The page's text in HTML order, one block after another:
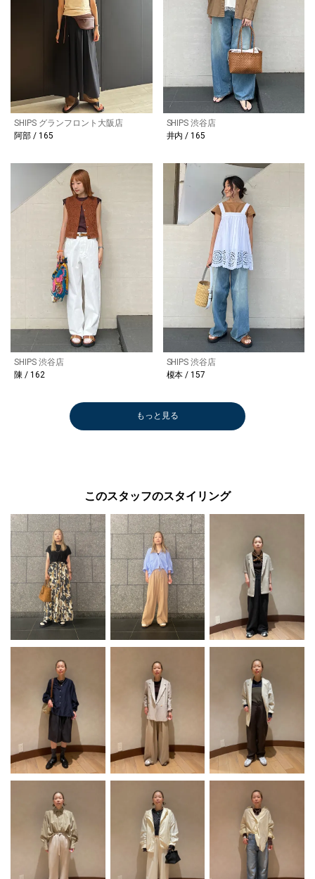
SHIPS グランフロント大阪店
阿部 / 165
SHIPS 渋谷店
井内 / 165
SHIPS 渋谷店
陳 / 162
SHIPS 渋谷店
榎本 / 157
もっと見る
このスタッフのスタイリング